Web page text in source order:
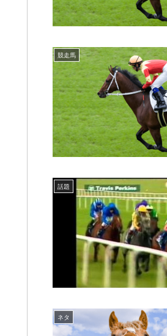
競走馬
話題
ネタ